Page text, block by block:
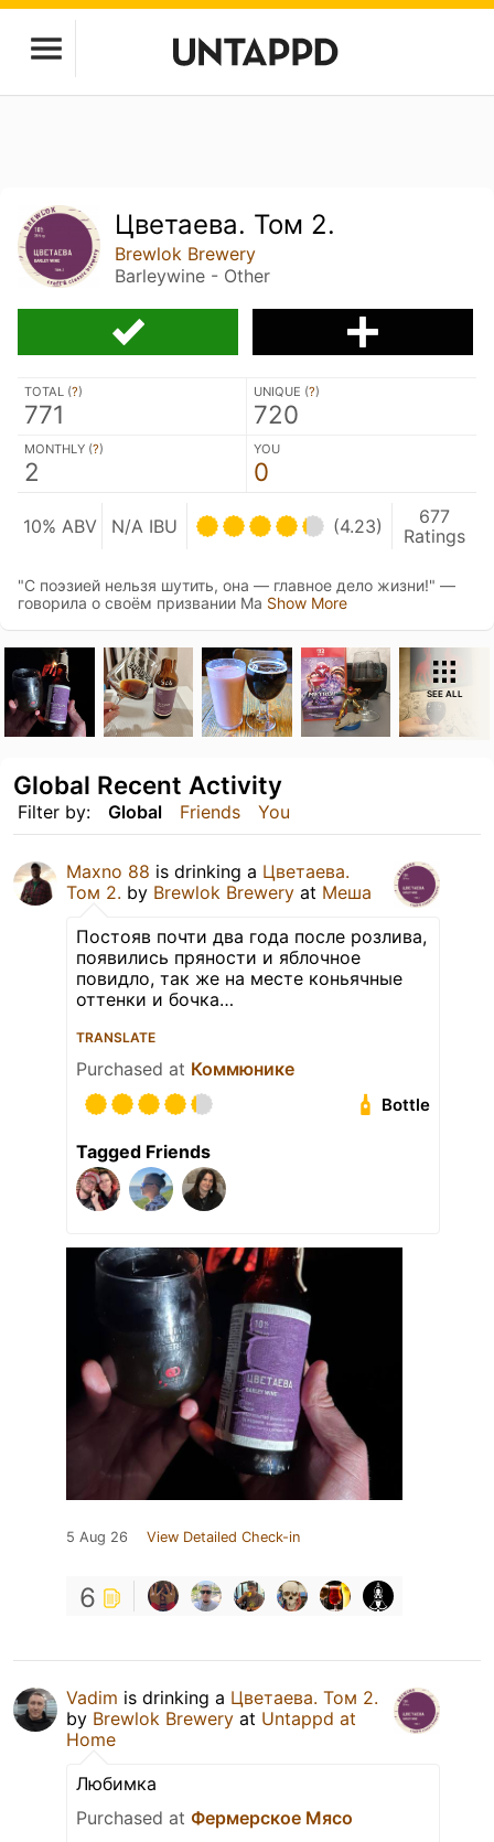
Цветаева. Том 2.
Brewlok Brewery
Barleywine - Other
TOTAL (?)
771
UNIQUE (?)
720
MONTHLY (?)
2
YOU
0
10% ABV N/A IBU (4.23)
677
Ratings
"С поэзией нельзя шутить, она — главное дело жизни!" —
говорила о своём призвании Ма Show More
SEE ALL
Filter by: Global Friends You
Global Recent Activity
Maxno 88 is drinking a Цветаева.
Том 2. by Brewlok Brewery at Меша
Постояв почти два года после розлива,
появились пряности и яблочное
повидло, так же на месте коньячные
оттенки и бочка…
TRANSLATE
Purchased at Коммюнике
Bottle
Tagged Friends
5 Aug 26 View Detailed Check-in
6
Vadim is drinking a Цветаева. Том 2.
by Brewlok Brewery at Untappd at
Home
Любимка
Purchased at Фермерское Мясо